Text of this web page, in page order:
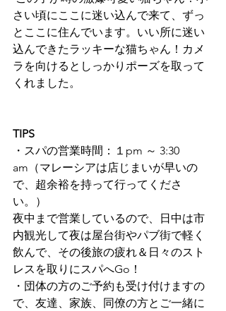
さい頃にここに迷い込んで来て、ずっ
とここに住んでいます。いい所に迷い
込んできたラッキーな猫ちゃん！カメ
ラを向けるとしっかりポーズを取って
くれました。
TIPS
・スパの営業時間：１pm ～ 3:30
am（マレーシアは店じまいが早いの
で、超余裕を持って行ってくださ
い。）
夜中まで営業しているので、日中は市
内観光して夜は屋台街やパブ街で軽く
飲んで、その後旅の疲れ＆日々のスト
レスを取りにスパへGo！
・団体の方のご予約も受け付けますの
で、友達、家族、同僚の方とご一緒に